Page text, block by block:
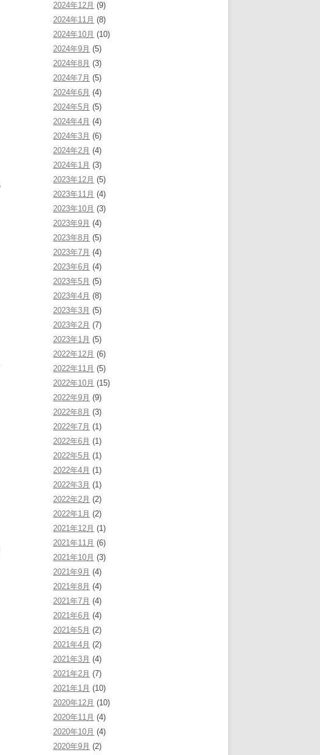
2024年12月 (9)
2024年11月 (8)
2024年10月 (10)
2024年9月 (5)
2024年8月 (3)
2024年7月 (5)
2024年6月 (4)
2024年5月 (5)
2024年4月 (4)
2024年3月 (6)
2024年2月 (4)
2024年1月 (3)
2023年12月 (5)
2023年11月 (4)
2023年10月 (3)
2023年9月 (4)
2023年8月 (5)
2023年7月 (4)
2023年6月 (4)
2023年5月 (5)
2023年4月 (8)
2023年3月 (5)
2023年2月 (7)
2023年1月 (5)
2022年12月 (6)
2022年11月 (5)
2022年10月 (15)
2022年9月 (9)
2022年8月 (3)
2022年7月 (1)
2022年6月 (1)
2022年5月 (1)
2022年4月 (1)
2022年3月 (1)
2022年2月 (2)
2022年1月 (2)
2021年12月 (1)
2021年11月 (6)
2021年10月 (3)
2021年9月 (4)
2021年8月 (4)
2021年7月 (4)
2021年6月 (4)
2021年5月 (2)
2021年4月 (2)
2021年3月 (4)
2021年2月 (7)
2021年1月 (10)
2020年12月 (10)
2020年11月 (4)
2020年10月 (4)
2020年9月 (2)